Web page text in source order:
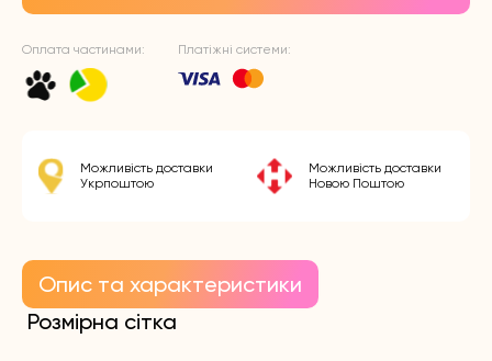
Оплата частинами: Платіжні системи:
Можливість доставки
Укрпоштою
Можливість доставки
Новою Поштою
Опис та характеристики
Розмірна сітка